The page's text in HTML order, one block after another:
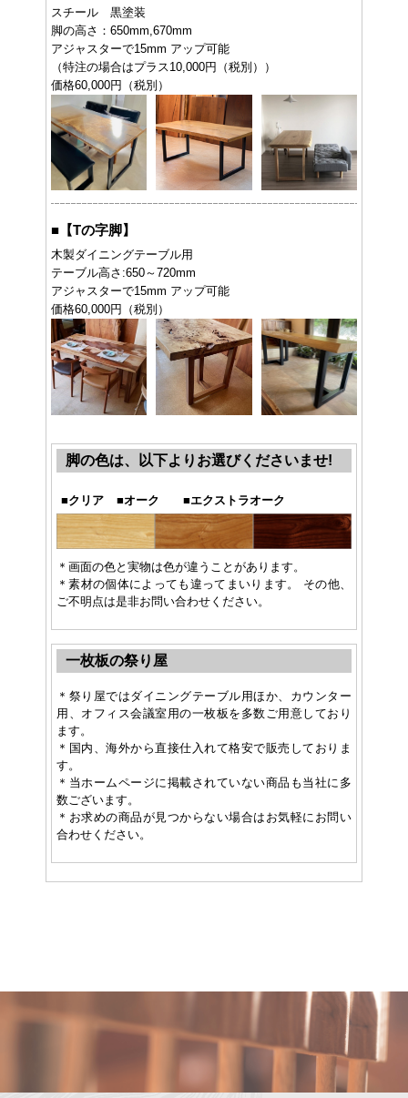
スチール 黒塗装
脚の高さ：650mm,670mm
アジャスターで15mm アップ可能
（特注の場合はプラス10,000円（税別））
価格60,000円（税別）
■ 【Tの字脚】
木製ダイニングテーブル用
テーブル高さ:650～720mm
アジャスターで15mm アップ可能
価格60,000円（税別）
脚の色は、以下よりお選びくださいませ!
■クリア ■オーク ■エクストラオーク
＊画面の色と実物は色が違うことがあります。
＊素材の個体によっても違ってまいります。 その他、
ご不明点は是非お問い合わせください。
一枚板の祭り屋
＊祭り屋ではダイニングテーブル用ほか、カウンター
用、オフィス会議室用の一枚板を多数ご用意しており
ます。
＊国内、海外から直接仕入れて格安で販売しておりま
す。
＊当ホームページに掲載されていない商品も当社に多
数ございます。
＊お求めの商品が見つからない場合はお気軽にお問い
合わせください。